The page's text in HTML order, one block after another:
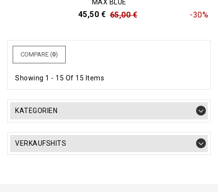
MAX BLUE
45,50 € -30%
65,00 €
COMPARE (0)
Showing 1 - 15 Of 15 Items
KATEGORIEN
VERKAUFSHITS